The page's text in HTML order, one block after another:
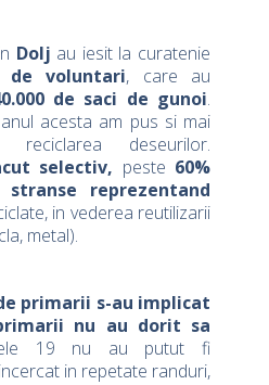
Dolj au iesit la curatenie
de voluntari, care au
de saci de gunoi.
acesta am pus si mai
deseurilor.
selectiv, peste 60%
reprezentand
in vederea reutilizarii
metal).
primarii s-au implicat
nu au dorit sa
19 nu au putut fi
in repetate randuri,